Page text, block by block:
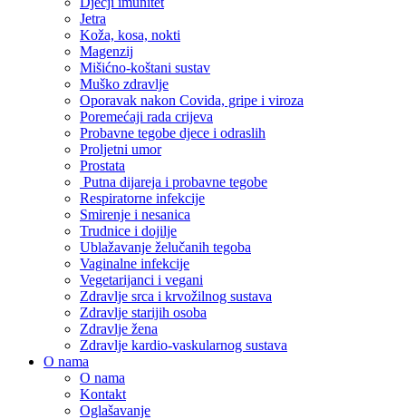
Jetra
Koža, kosa, nokti
Magenzij
Mišićno-koštani sustav
Muško zdravlje
Oporavak nakon Covida, gripe i viroza
Poremećaji rada crijeva
Probavne tegobe djece i odraslih
Proljetni umor
Prostata
Putna dijareja i probavne tegobe
Respiratorne infekcije
Smirenje i nesanica
Trudnice i dojilje
Ublažavanje želučanih tegoba
Vaginalne infekcije
Vegetarijanci i vegani
Zdravlje srca i krvožilnog sustava
Zdravlje starijih osoba
Zdravlje žena
Zdravlje kardio-vaskularnog sustava
O nama
O nama
Kontakt
Oglašavanje